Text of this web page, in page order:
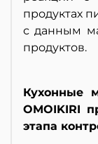
продуктах
с данным
продуктов.
Кухонные
OMOIKIRI
этапа